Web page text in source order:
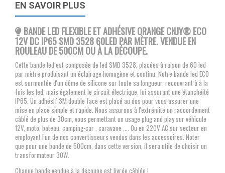
EN SAVOIR PLUS
BANDE LED FLEXIBLE ET ADHÉSIVE ORANGE CNJY® ECO
12V DC IP65 SMD 3528 60LED PAR MÈTRE. VENDUE EN
ROULEAU DE 500CM OU À LA DÉCOUPE.
Cette bande led est composée de led SMD 3528, placées à raison de 60 led
par mètre produisant un éclairage homogène et continu. Notre bande led ECO
est surmontée d'un dôme de silicone sur toute sa longueur, recouvrant à à la
fois les led, mais également le circuit électrique, lui assurant une étanchéité
IP65. Un adhésif 3M double face est placé au dos pour vous assurer une
mise en place simple et rapide. Nous assurons à l'extrémité un raccordement
câblé de plus de 30cm, vous permettant un usage plug and play sur véhicule
12V, moto, bateau, camping-car , caravane ,... Ou en 220V AC sur secteur en
employant l'un de nos convertisseurs vendus dans les accessoires. Noter
que pour une bande de 500cm, dans cette version, il sera utile de choisir un
transformateur 30W.
Chaque bande vendue à la découpe est livrée câblée !